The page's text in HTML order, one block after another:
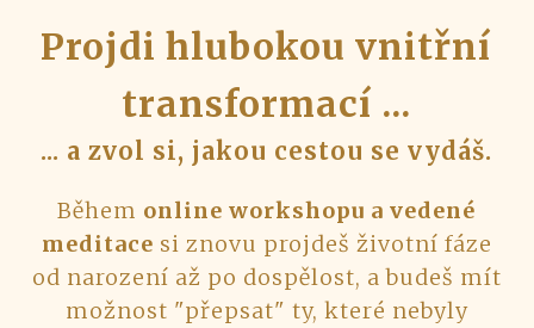
Projdi hlubokou vnitřní
transformací ...
... a zvol si, jakou cestou se vydáš.
Během online workshopu a vedené
meditace si znovu projdeš životní fáze
od narození až po dospělost, a budeš mít
možnost "přepsat" ty, které nebyly